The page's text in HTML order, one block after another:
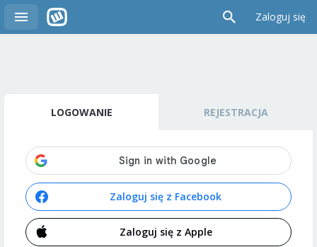
Zaloguj się
LOGOWANIE REJESTRACJA
Zaloguj się z Facebook
Zaloguj się z Apple